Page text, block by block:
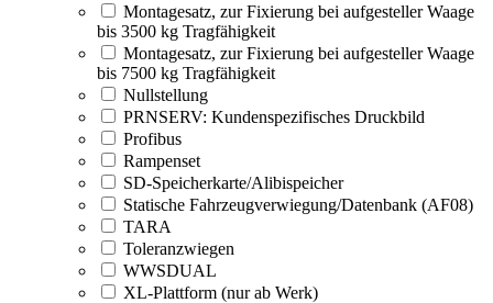
Montagesatz, zur Fixierung bei aufgesteller Waage
bis 3500 kg Tragfähigkeit
Montagesatz, zur Fixierung bei aufgesteller Waage
bis 7500 kg Tragfähigkeit
Nullstellung
PRNSERV: Kundenspezifisches Druckbild
Profibus
Rampenset
SD-Speicherkarte/Alibispeicher
Statische Fahrzeugverwiegung/Datenbank (AF08)
TARA
Toleranzwiegen
WWSDUAL
XL-Plattform (nur ab Werk)